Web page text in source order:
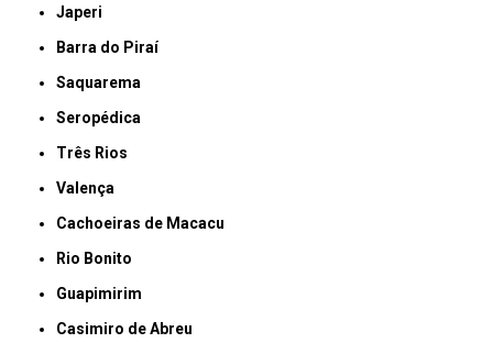
Japeri
Barra do Piraí
Saquarema
Seropédica
Três Rios
Valença
Cachoeiras de Macacu
Rio Bonito
Guapimirim
Casimiro de Abreu